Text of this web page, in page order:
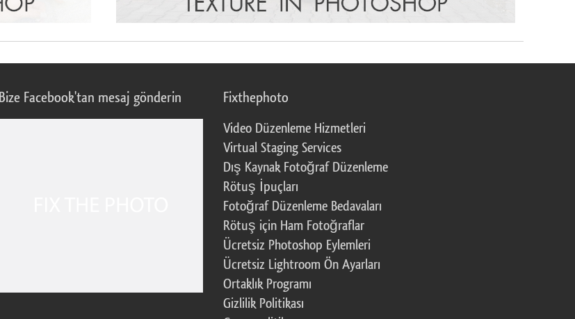
Bize Facebook'tan mesaj gönderin Fixthephoto
Video Düzenleme Hizmetleri
Virtual Staging Services
Dış Kaynak Fotoğraf Düzenleme
Rötuş İpuçları
Fotoğraf Düzenleme Bedavaları
Rötuş için Ham Fotoğraflar
Ücretsiz Photoshop Eylemleri
Ücretsiz Lightroom Ön Ayarları
Ortaklık Programı
Gizlilik Politikası